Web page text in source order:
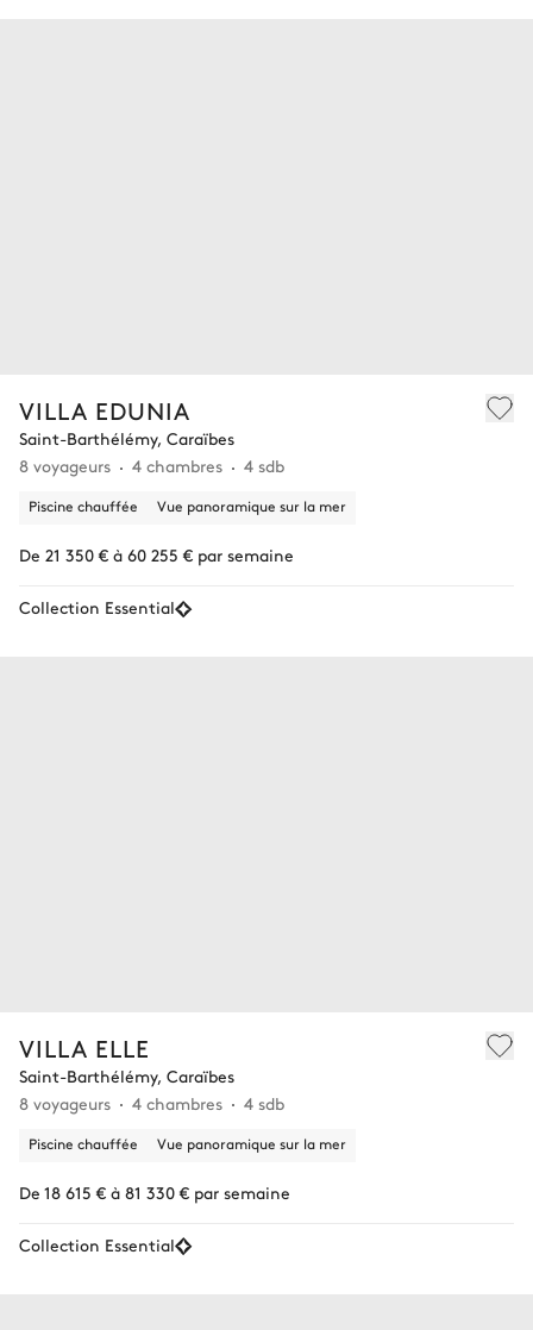
VILLA EDUNIA
Saint-Barthélémy, Caraïbes
8 voyageurs
4 chambres 4 sdb
Piscine chauffée Vue panoramique sur la mer
De 21 350 € à 60 255 € par semaine
Collection Essential
VILLA ELLE
Saint-Barthélémy, Caraïbes
8 voyageurs
4 chambres 4 sdb
Piscine chauffée Vue panoramique sur la mer
De 18 615 € à 81 330 € par semaine
Collection Essential